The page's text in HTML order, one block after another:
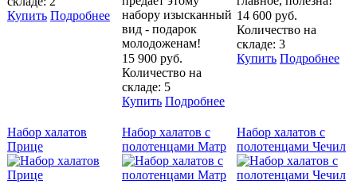
Купить Подробнее
набору изысканный
вид - подарок
молодоженам!
15 900 руб.
Количество на
складе: 5
Купить Подробнее
14 600 руб.
Количество на
складе: 3
Купить Подробнее
Набор халатов
Прице
Набор халатов с
полотенцами Матр
Набор халатов с
полотенцами Чечил